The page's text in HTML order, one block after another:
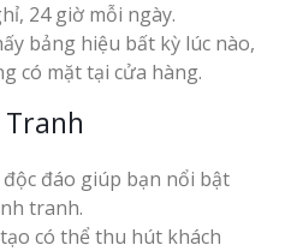
24 giờ mỗi ngày.
bảng hiệu bất kỳ lúc nào,
có mặt tại cửa hàng.
đáo giúp bạn nổi bật
tranh.
có thể thu hút khách